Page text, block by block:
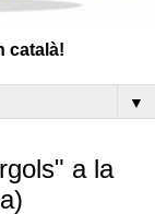
català!
▼
a la